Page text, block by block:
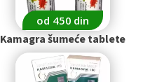
od 450 din
Kamagra šumeće tablete